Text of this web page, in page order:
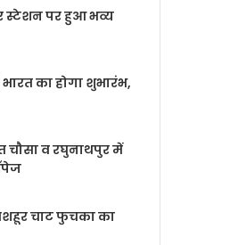
स्टेशन पर हुआ भव्य
का होगा शुभारंभ,
चौसा व रघुनाथपुर में
चाट फुचका का